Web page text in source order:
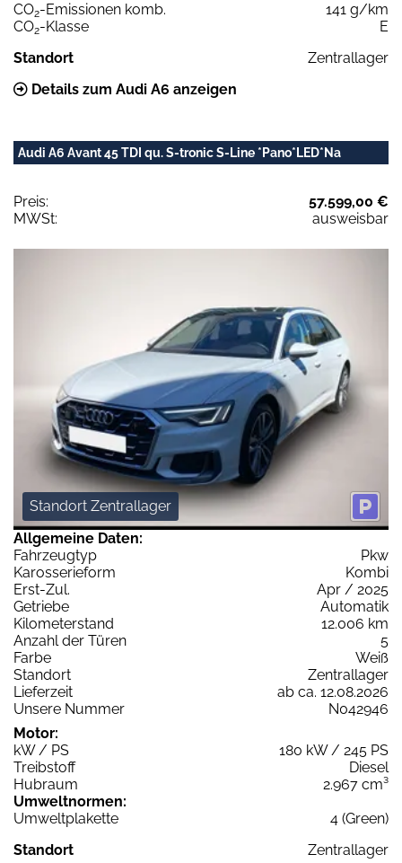
CO2-Emissionen komb.
141 g/km
CO2-Klasse
E
Standort
Zentrallager
Details zum Audi A6 anzeigen
Audi A6 Avant 45 TDI qu. S-tronic S-Line *Pano*LED*Na
Preis:
57.599,00 €
MWSt:
ausweisbar
Standort Zentrallager
Allgemeine Daten:
Fahrzeugtyp
Pkw
Karosserieform
Kombi
Erst-Zul.
Apr / 2025
Getriebe
Automatik
Kilometerstand
12.006 km
Anzahl der Türen
5
Farbe
Weiß
Standort
Zentrallager
Lieferzeit
ab ca. 12.08.2026
Unsere Nummer
N042946
Motor:
kW / PS
180 kW / 245 PS
Treibstoff
Diesel
Hubraum
2.967 cm³
Umweltnormen:
Umweltplakette
4 (Green)
Standort
Zentrallager